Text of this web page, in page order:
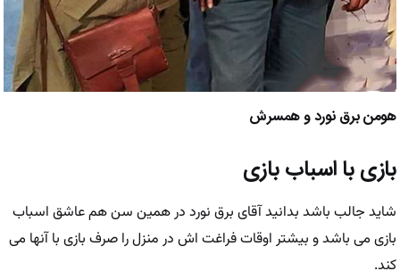
هومن برق نورد و همسرش
بازی با اسباب بازی
شاید جالب باشد بدانید آقای برق نورد در همین سن هم عاشق اسباب
بازی می باشد و بیشتر اوقات فراغت اش در منزل را صرف بازی با آنها می
کند.